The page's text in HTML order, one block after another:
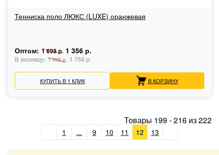
Тенниска поло ЛЮКС (LUXE) оранжевая
Оптом: 1 698 р. 1 356 р.
В розницу: 1 998 р. 1 758 р.
КУПИТЬ В 1 КЛИК В КОРЗИНУ
Товары 199-216 из222
1 ... 9 10 11 12 13